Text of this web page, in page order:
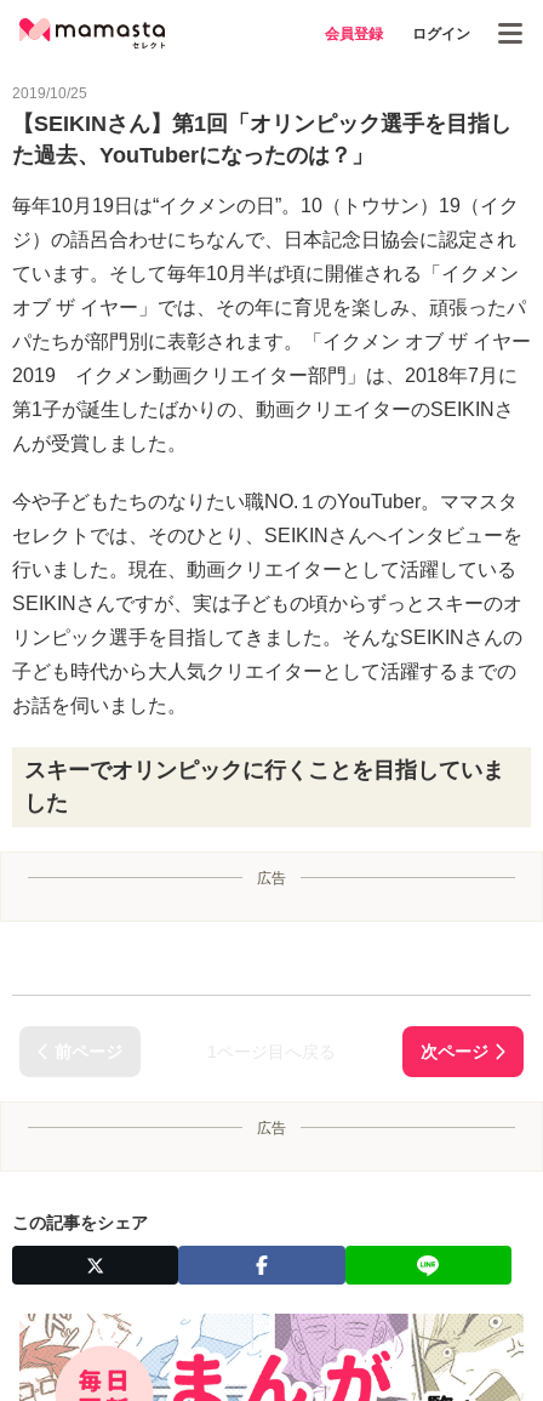
会員登録 ログイン
2019/10/25
【SEIKINさん】第1回「オリンピック選手を目指し
た過去、YouTuberになったのは？」
毎年10月19日は“イクメンの日”。10（トウサン）19（イク
ジ）の語呂合わせにちなんで、日本記念日協会に認定され
ています。そして毎年10月半ば頃に開催される「イクメン
オブ ザ イヤー」では、その年に育児を楽しみ、頑張ったパ
パたちが部門別に表彰されます。「イクメン オブ ザ イヤー
2019 イクメン動画クリエイター部門」は、2018年7月に
第1子が誕生したばかりの、動画クリエイターのSEIKINさ
んが受賞しました。
今や子どもたちのなりたい職NO.１のYouTuber。ママスタ
セレクトでは、そのひとり、SEIKINさんへインタビューを
行いました。現在、動画クリエイターとして活躍している
SEIKINさんですが、実は子どもの頃からずっとスキーのオ
リンピック選手を目指してきました。そんなSEIKINさんの
子ども時代から大人気クリエイターとして活躍するまでの
お話を伺いました。
スキーでオリンピックに行くことを目指していま
した
広告
広告
この記事をシェア